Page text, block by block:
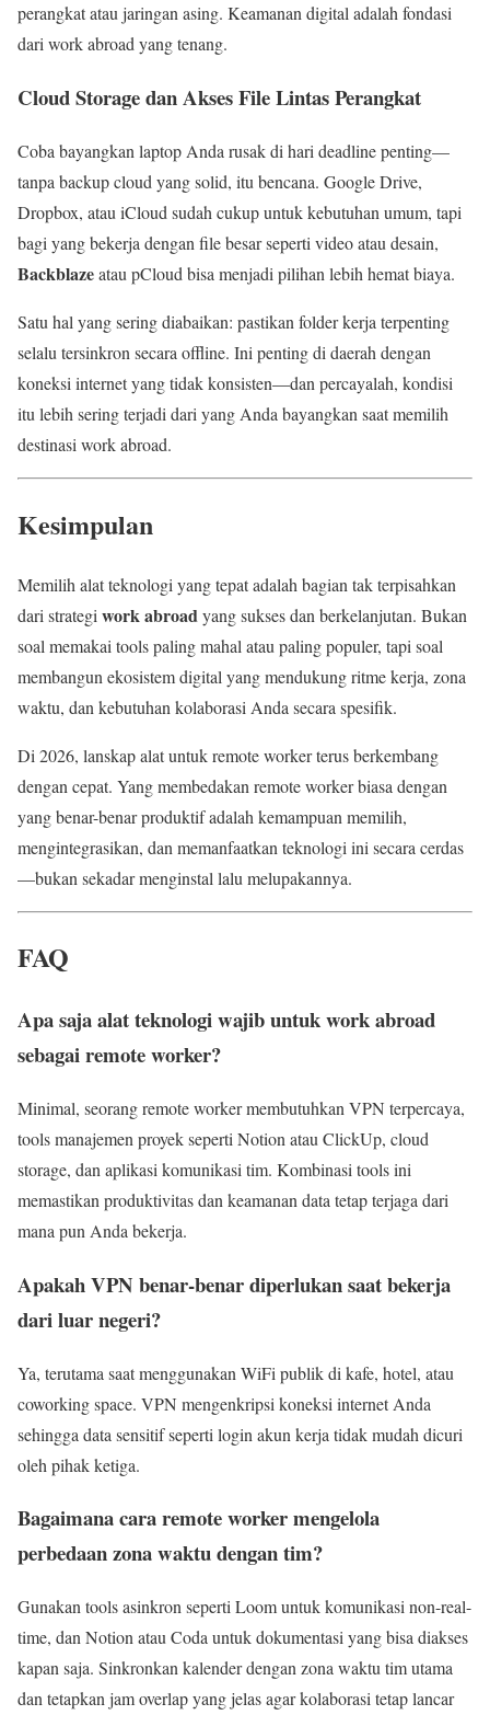
perangkat atau jaringan asing. Keamanan digital adalah fondasi
dari work abroad yang tenang.
Cloud Storage dan Akses File Lintas Perangkat
Coba bayangkan laptop Anda rusak di hari deadline penting—
tanpa backup cloud yang solid, itu bencana. Google Drive,
Dropbox, atau iCloud sudah cukup untuk kebutuhan umum, tapi
bagi yang bekerja dengan file besar seperti video atau desain,
Backblazeatau pCloud bisa menjadi pilihan lebih hemat biaya.
Satu hal yang sering diabaikan: pastikan folder kerja terpenting
selalu tersinkron secara offline. Ini penting di daerah dengan
koneksi internet yang tidak konsisten—dan percayalah, kondisi
itu lebih sering terjadi dari yang Anda bayangkan saat memilih
destinasi work abroad.
Kesimpulan
Memilih alat teknologi yang tepat adalah bagian tak terpisahkan
dari strategi work abroad yang sukses dan berkelanjutan. Bukan
soal memakai tools paling mahal atau paling populer, tapi soal
membangun ekosistem digital yang mendukung ritme kerja, zona
waktu, dan kebutuhan kolaborasi Anda secara spesifik.
Di 2026, lanskap alat untuk remote worker terus berkembang
dengan cepat. Yang membedakan remote worker biasa dengan
yang benar-benar produktif adalah kemampuan memilih,
mengintegrasikan, dan memanfaatkan teknologi ini secara cerdas
—bukan sekadar menginstal lalu melupakannya.
FAQ
Apa saja alat teknologi wajib untuk work abroad
sebagai remote worker?
Minimal, seorang remote worker membutuhkan VPN terpercaya,
tools manajemen proyek seperti Notion atau ClickUp, cloud
storage, dan aplikasi komunikasi tim. Kombinasi tools ini
memastikan produktivitas dan keamanan data tetap terjaga dari
mana pun Anda bekerja.
Apakah VPN benar-benar diperlukan saat bekerja
dari luar negeri?
Ya, terutama saat menggunakan WiFi publik di kafe, hotel, atau
coworking space. VPN mengenkripsi koneksi internet Anda
sehingga data sensitif seperti login akun kerja tidak mudah dicuri
oleh pihak ketiga.
Bagaimana cara remote worker mengelola
perbedaan zona waktu dengan tim?
Gunakan tools asinkron seperti Loom untuk komunikasi non-real-
time, dan Notion atau Coda untuk dokumentasi yang bisa diakses
kapan saja. Sinkronkan kalender dengan zona waktu tim utama
dan tetapkan jam overlap yang jelas agar kolaborasi tetap lancar